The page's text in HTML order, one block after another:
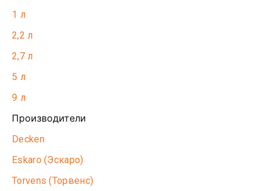
1 л
2,2 л
2,7 л
5 л
9 л
Производители
Decken
Eskaro (Эскаро)
Torvens (Торвенс)